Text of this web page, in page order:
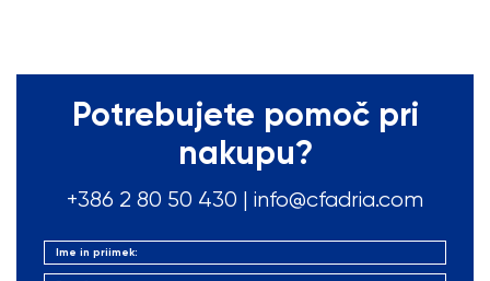
Potrebujete pomoč pri
nakupu?
+386 2 80 50 430 | info@cfadria.com